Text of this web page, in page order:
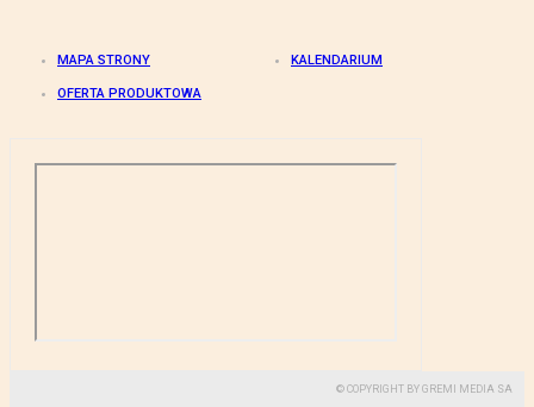
MAPA STRONY KALENDARIUM
OFERTA PRODUKTOWA
© COPYRIGHT BY GREMI MEDIA SA